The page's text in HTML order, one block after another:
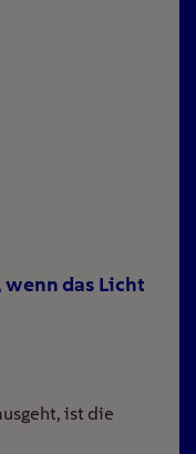
das Licht
ist die